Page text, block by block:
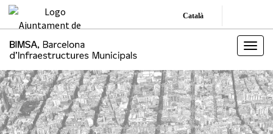
Català